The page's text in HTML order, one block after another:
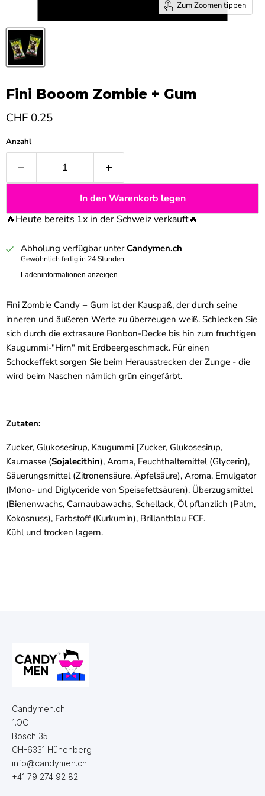
Zum Zoomen tippen
Fini Booom Zombie + Gum
Aktueller Preis
CHF 0.25
Anzahl
In den Warenkorb legen
🔥Heute bereits 1x in der Schweiz verkauft🔥
Abholung verfügbar unterCandymen.ch
Gewöhnlich fertig in 24 Stunden
Ladeninformationen anzeigen
Fini Zombie Candy + Gum ist der Kauspaß, der durch seine
inneren und äußeren Werte zu überzeugen weiß. Schlecken Sie
sich durch die extrasaure Bonbon-Decke bis hin zum fruchtigen
Kaugummi-"Hirn" mit Erdbeergeschmack. Für einen
Schockeffekt sorgen Sie beim Herausstrecken der Zunge - die
wird beim Naschen nämlich grün eingefärbt.
Zutaten:
Zucker, Glukosesirup, Kaugummi [Zucker, Glukosesirup,
Kaumasse (Sojalecithin), Aroma, Feuchthaltemittel (Glycerin),
Säuerungsmittel (Zitronensäure, Äpfelsäure), Aroma, Emulgator
(Mono- und Diglyceride von Speisefettsäuren), Überzugsmittel
(Bienenwachs, Carnaubawachs, Schellack, Öl pflanzlich (Palm,
Kokosnuss), Farbstoff (Kurkumin), Brillantblau FCF.
Kühl und trocken lagern.
Candymen.ch
1.OG
Bösch 35
CH-6331 Hünenberg
info@candymen.ch
+41 79 274 92 82